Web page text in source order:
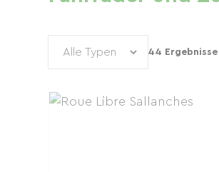
44 Ergebnisse